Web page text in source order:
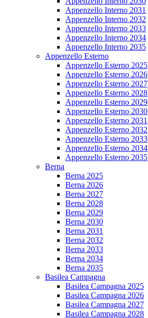
Appenzello Interno 2031
Appenzello Interno 2032
Appenzello Interno 2033
Appenzello Interno 2034
Appenzello Interno 2035
Appenzello Esterno
Appenzello Esterno 2025
Appenzello Esterno 2026
Appenzello Esterno 2027
Appenzello Esterno 2028
Appenzello Esterno 2029
Appenzello Esterno 2030
Appenzello Esterno 2031
Appenzello Esterno 2032
Appenzello Esterno 2033
Appenzello Esterno 2034
Appenzello Esterno 2035
Berna
Berna 2025
Berna 2026
Berna 2027
Berna 2028
Berna 2029
Berna 2030
Berna 2031
Berna 2032
Berna 2033
Berna 2034
Berna 2035
Basilea Campagna
Basilea Campagna 2025
Basilea Campagna 2026
Basilea Campagna 2027
Basilea Campagna 2028